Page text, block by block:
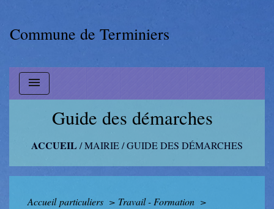
Commune de Terminiers
menu
Guide des démarches
ACCUEIL /MAIRIE/GUIDE DES DÉMARCHES
Accueil particuliers > Travail - Formation >